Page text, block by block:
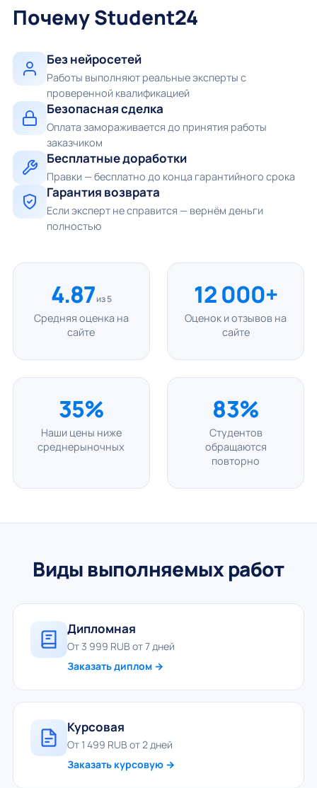
Почему Student24
Без нейросетей
Работы выполняют реальные эксперты с
проверенной квалификацией
Безопасная сделка
Оплата замораживается до принятия работы
заказчиком
Бесплатные доработки
Правки — бесплатно до конца гарантийного срока
Гарантия возврата
Если эксперт не справится — вернём деньги
полностью
4.87из 5
Средняя оценка на
сайте
12 000+
Оценок и отзывов на
сайте
35%
Наши цены ниже
среднерыночных
83%
Студентов
обращаются
повторно
Виды выполняемых работ
Дипломная
От 3 999 RUB от 7 дней
Заказать диплом →
Курсовая
От 1 499 RUB от 2 дней
Заказать курсовую →